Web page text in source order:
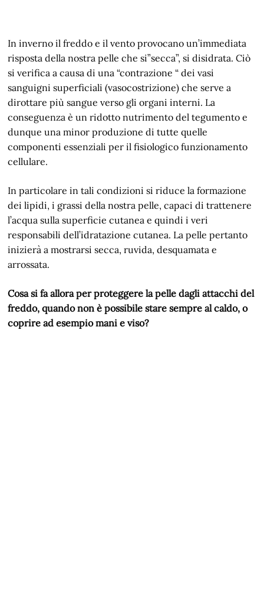
In inverno il freddo e il vento provocano un’immediata
risposta della nostra pelle che si”secca”, si disidrata. Ciò
si verifica a causa di una “contrazione “ dei vasi
sanguigni superficiali (vasocostrizione) che serve a
dirottare più sangue verso gli organi interni. La
conseguenza è un ridotto nutrimento del tegumento e
dunque una minor produzione di tutte quelle
componenti essenziali per il fisiologico funzionamento
cellulare.
In particolare in tali condizioni si riduce la formazione
dei lipidi, i grassi della nostra pelle, capaci di trattenere
l’acqua sulla superficie cutanea e quindi i veri
responsabili dell’idratazione cutanea. La pelle pertanto
inizierà a mostrarsi secca, ruvida, desquamata e
arrossata.
Cosa si fa allora per proteggere la pelle dagli attacchi del
freddo, quando non è possibile stare sempre al caldo, o
coprire ad esempio mani e viso?